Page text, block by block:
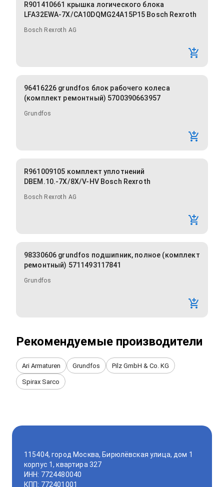
R901410661 крышка логического блока
LFA32EWA-7X/CA10DQMG24A15P15 Bosch Rexroth
Bosch Rexroth AG
96416226 grundfos блок рабочего колеса
(комплект ремонтный) 5700390663957
Grundfos
R961009105 комплект уплотнений
DBEM.10.-7X/8X/V-HV Bosch Rexroth
Bosch Rexroth AG
98330606 grundfos подшипник, полное (комплект
ремонтный) 5711493117841
Grundfos
Рекомендуемые производители
Ari Armaturen Grundfos Pilz GmbH & Co. KG
Spirax Sarco
115404, город Москва, Бирюлёвская улица, дом 1
корпус 1, квартира 327
ИНН: 7724480040
КПП: 772401001